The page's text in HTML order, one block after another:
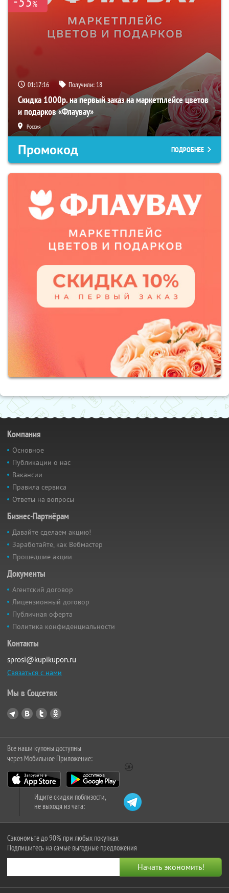
%
01:16:34 Получили: 18
Скидка 1000р. на первый заказ на маркетплейсе цветов
и подарков «Флаувау»
Россия
Промокод ПОДРОБНЕЕ
Компания
Основное
Публикации о нас
Вакансии
Правила сервиса
Ответы на вопросы
Бизнес-Партнёрам
Давайте сделаем акцию!
Заработайте, как Вебмастер
Прошедшие акции
Документы
Агентский договор
Лицензионный договор
Публичная оферта
Политика конфиденциальности
Контакты
sprosi@kupikupon.ru
Связаться с нами
Мы в Соцсетях
Все наши купоны доступны
через Мобильное Приложение:
Ищите скидки поблизости,
не выходя из чата:
Сэкономьте до 90% при любых покупках
Подпишитесь на самые выгодные предложения